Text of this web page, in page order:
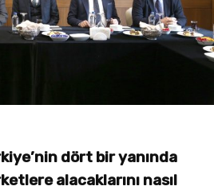
dört bir yanında
alacaklarını nasıl